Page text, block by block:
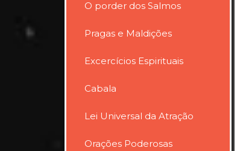
O porder dos Salmos
Pragas e Maldições
Excercícios Espirituais
Cabala
Lei Universal da Atração
Orações Poderosas